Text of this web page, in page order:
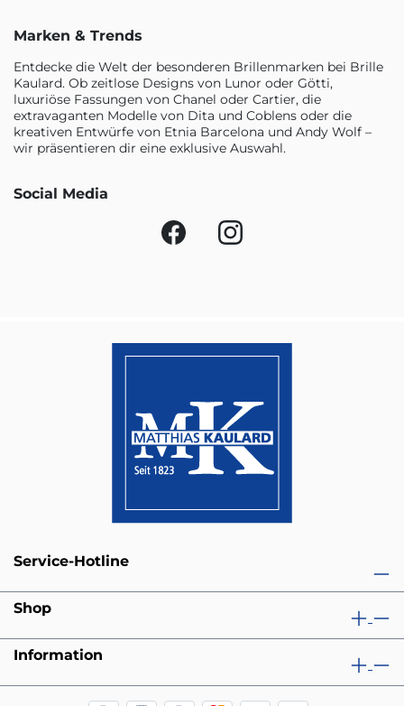
Marken & Trends
Entdecke die Welt der besonderen Brillenmarken bei Brille
Kaulard. Ob zeitlose Designs von Lunor oder Götti,
luxuriöse Fassungen von Chanel oder Cartier, die
extravaganten Modelle von Dita und Coblens oder die
kreativen Entwürfe von Etnia Barcelona und Andy Wolf –
wir präsentieren dir eine exklusive Auswahl.
Social Media
Service-Hotline
Shop
Information